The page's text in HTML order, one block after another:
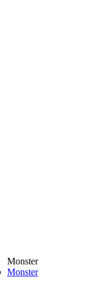
Monster
Monster